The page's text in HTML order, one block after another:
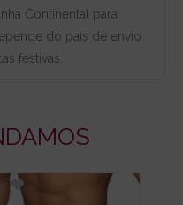
Continental para
do país de envio.
festivas.